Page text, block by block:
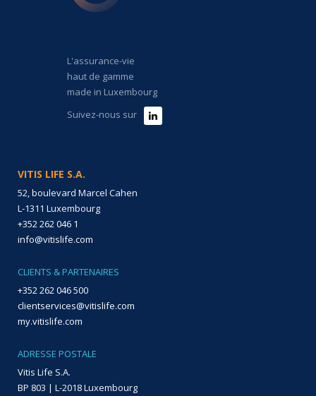
L'assurance-vie
haut de gamme
made in Luxembourg
Suivez-nous sur
VITIS LIFE S.A.
52, boulevard Marcel Cahen
L-1311 Luxembourg
+352 262 046 1
info@vitislife.com
CLIENTS & PARTENAIRES
+352 262 046 500
clientservices@vitislife.com
my.vitislife.com
ADRESSE POSTALE
Vitis Life S.A.
BP 803 | L-2018 Luxembourg